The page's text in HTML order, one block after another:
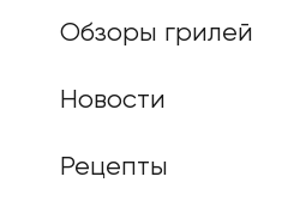
Обзоры грилей
Новости
Рецепты